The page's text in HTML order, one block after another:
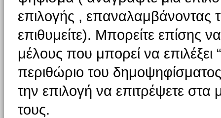
επιλογής , επαναλαμβάνοντας
επιθυμείτε). Μπορείτε επίσης
μέλους που μπορεί να επιλέξει
περιθώριο του
την επιλογή να επιτρέψετε στα
τους.